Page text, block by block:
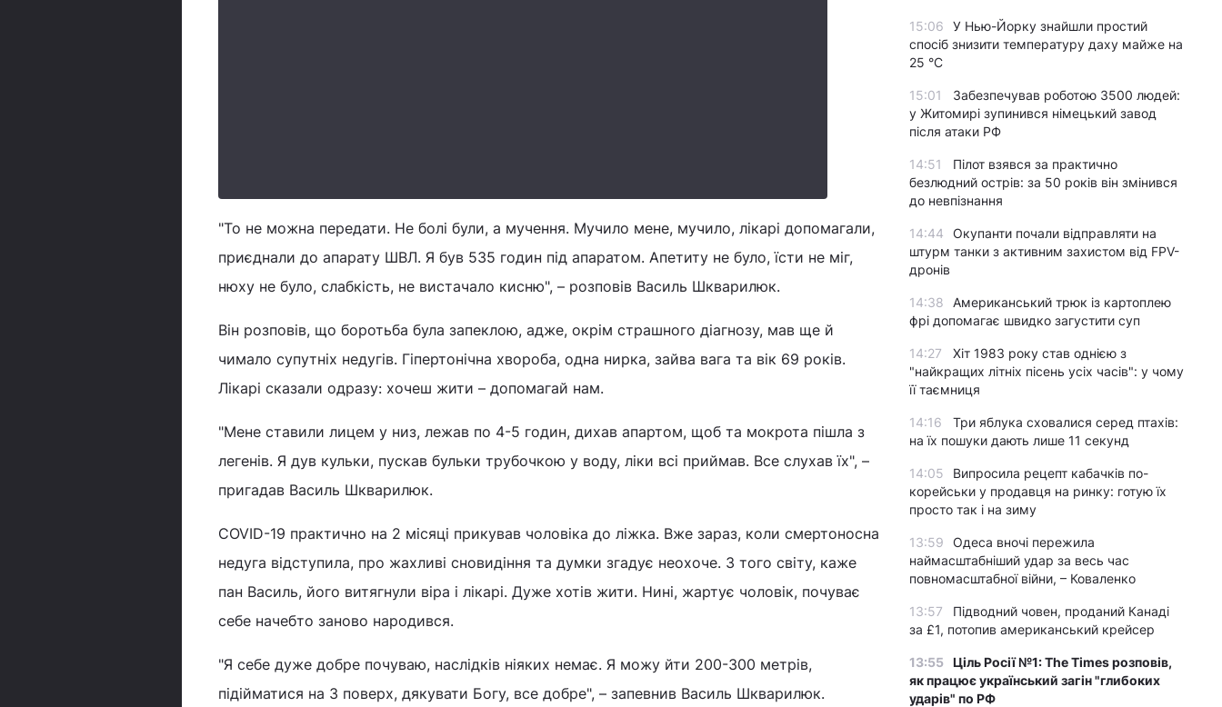
"То не можна передати. Не болі були, а мучення. Мучило мене, мучило, лікарі допомагали,
приєднали до апарату ШВЛ. Я був 535 годин під апаратом. Апетиту не було, їсти не міг,
нюху не було, слабкість, не вистачало кисню", – розповів Василь Шкварилюк.
Він розповів, що боротьба була запеклою, адже, окрім страшного діагнозу, мав ще й
чимало супутніх недугів. Гіпертонічна хвороба, одна нирка, зайва вага та вік 69 років.
Лікарі сказали одразу: хочеш жити – допомагай нам.
"Мене ставили лицем у низ, лежав по 4-5 годин, дихав апартом, щоб та мокрота пішла з
легенів. Я дув кульки, пускав бульки трубочкою у воду, ліки всі приймав. Все слухав їх", –
пригадав Василь Шкварилюк.
COVID-19 практично на 2 місяці прикував чоловіка до ліжка. Вже зараз, коли смертоносна
недуга відступила, про жахливі сновидіння та думки згадує неохоче. З того світу, каже
пан Василь, його витягнули віра і лікарі. Дуже хотів жити. Нині, жартує чоловік, почуває
себе начебто заново народився.
"Я себе дуже добре почуваю, наслідків ніяких немає. Я можу йти 200-300 метрів,
підійматися на 3 поверх, дякувати Богу, все добре", – запевнив Василь Шкварилюк.
15:06
У Нью-Йорку знайшли простий
спосіб знизити температуру даху майже на
25 °C
15:01
Забезпечував роботою 3500 людей:
у Житомирі зупинився німецький завод
після атаки РФ
14:51
Пілот взявся за практично
безлюдний острів: за 50 років він змінився
до невпізнання
14:44
Окупанти почали відправляти на
штурм танки з активним захистом від FPV-
дронів
14:38
Американський трюк із картоплею
фрі допомагає швидко загустити суп
14:27
Хіт 1983 року став однією з
"найкращих літніх пісень усіх часів": у чому
її таємниця
14:16
Три яблука сховалися серед птахів:
на їх пошуки дають лише 11 секунд
14:05
Випросила рецепт кабачків по-
корейськи у продавця на ринку: готую їх
просто так і на зиму
13:59
Одеса вночі пережила
наймасштабніший удар за весь час
повномасштабної війни, – Коваленко
13:57
Підводний човен, проданий Канаді
за £1, потопив американський крейсер
13:55 Ціль Росії №1: The Times розповів,
як працює український загін "глибоких
ударів" по РФ